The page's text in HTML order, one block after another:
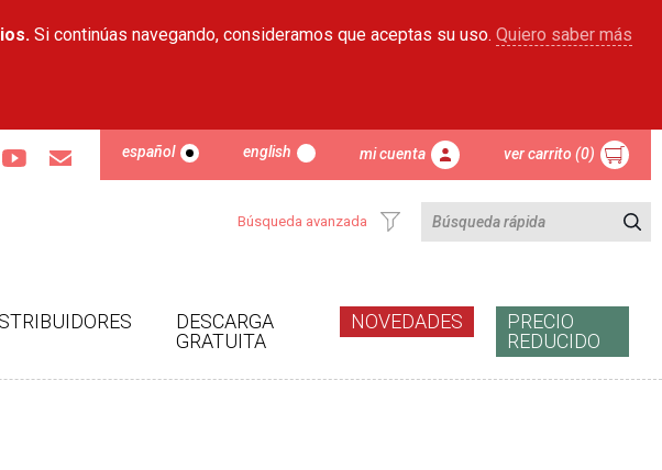
Si continúas navegando, consideramos que aceptas su uso. Quiero saber más
español english mi cuenta ver carrito (0)
Búsqueda avanzada
DESCARGA
GRATUITA
NOVEDADES
PRECIO
REDUCIDO